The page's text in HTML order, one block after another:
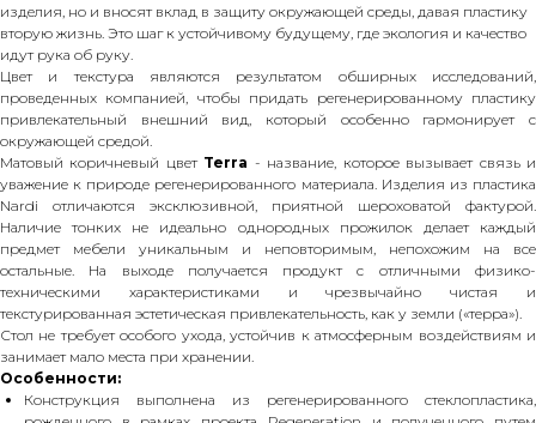
изделия, но и вносят вклад в защиту окружающей среды, давая пластику
вторую жизнь. Это шаг к устойчивому будущему, где экология и качество
идут рука об руку.
Цвет и текстура являются результатом обширных исследований,
проведенных компанией, чтобы придать регенерированному пластику
привлекательный внешний вид, который особенно гармонирует с
окружающей средой.
Матовый коричневый цвет Terra - название, которое вызывает связь и
уважение к природе регенерированного материала. Изделия из пластика
Nardi отличаются эксклюзивной, приятной шероховатой фактурой.
Наличие тонких не идеально однородных прожилок делает каждый
предмет мебели уникальным и неповторимым, непохожим на все
остальные. На выходе получается продукт с отличными физико-
техническими характеристиками и чрезвычайно чистая и
текстурированная эстетическая привлекательность, как у земли («терра»).
Стол не требует особого ухода, устойчив к атмосферным воздействиям и
занимает мало места при хранении.
Особенности:
Конструкция выполнена из регенерированного стеклопластика,